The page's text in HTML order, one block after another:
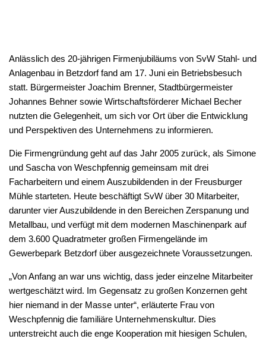
Anlässlich des 20-jährigen Firmenjubiläums von SvW Stahl- und
Anlagenbau in Betzdorf fand am 17. Juni ein Betriebsbesuch
statt. Bürgermeister Joachim Brenner, Stadtbürgermeister
Johannes Behner sowie Wirtschaftsförderer Michael Becher
nutzten die Gelegenheit, um sich vor Ort über die Entwicklung
und Perspektiven des Unternehmens zu informieren.
Die Firmengründung geht auf das Jahr 2005 zurück, als Simone
und Sascha von Weschpfennig gemeinsam mit drei
Facharbeitern und einem Auszubildenden in der Freusburger
Mühle starteten. Heute beschäftigt SvW über 30 Mitarbeiter,
darunter vier Auszubildende in den Bereichen Zerspanung und
Metallbau, und verfügt mit dem modernen Maschinenpark auf
dem 3.600 Quadratmeter großen Firmengelände im
Gewerbepark Betzdorf über ausgezeichnete Voraussetzungen.
„Von Anfang an war uns wichtig, dass jeder einzelne Mitarbeiter
wertgeschätzt wird. Im Gegensatz zu großen Konzernen geht
hier niemand in der Masse unter“, erläuterte Frau von
Weschpfennig die familiäre Unternehmenskultur. Dies
unterstreicht auch die enge Kooperation mit hiesigen Schulen,